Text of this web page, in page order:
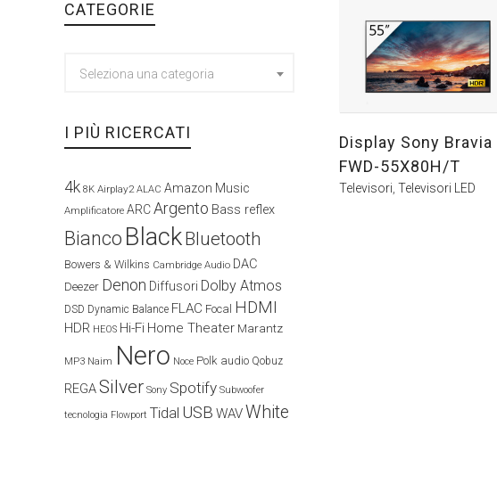
Display Sony Bravia
FWD-55X80H/T
Televisori Televisori LED
CATEGORIE
Seleziona una categoria
I PIÙ RICERCATI
4k 8K Airplay2 ALAC Amazon Music
Amplificatore ARCArgento Bass reflex
Bianco BlackBluetooth
Bowers & Wilkins Cambridge Audio DAC
Deezer Denon Diffusori Dolby Atmos
DSD Dynamic Balance FLAC Focal HDMI
HDR HEOS Hi-Fi Home Theater Marantz
MP3 Naim Nero Noce Polk audio Qobuz
REGASilver Sony Spotify Subwoofer
tecnologia Flowport Tidal USB WAVWhite